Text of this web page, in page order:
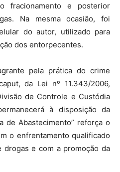
fracionamento e posterior
Na mesma ocasião, foi
do autor, utilizado para
dos entorpecentes.
pela prática do crime
da Lei nº 11.343/2006,
de Controle e Custódia
à disposição da
de Abastecimento” reforça o
o enfrentamento qualificado
e com a promoção da